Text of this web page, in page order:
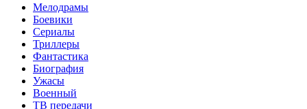
Мелодрамы
Боевики
Сериалы
Триллеры
Фантастика
Биография
Ужасы
Военный
ТВ передачи